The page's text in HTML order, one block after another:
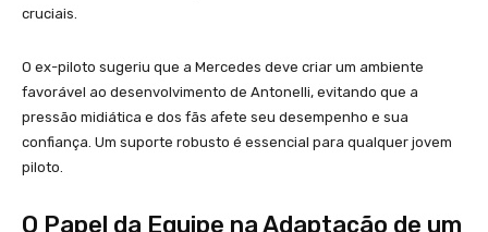
cruciais.
O ex-piloto sugeriu que a Mercedes deve criar um ambiente
favorável ao desenvolvimento de Antonelli, evitando que a
pressão midiática e dos fãs afete seu desempenho e sua
confiança. Um suporte robusto é essencial para qualquer jovem
piloto.
O Papel da Equipe na Adaptação de um